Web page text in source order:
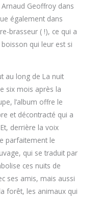
Geoffroy dans
également dans
brasseur ( !), ce qui a
qui leur est si
au long de La nuit
six mois après la
l’album offre le
et décontracté qui a
derrière la voix
parfaitement le
qui se traduit par
ces nuits de
ses amis, mais aussi
forêt, les animaux qui